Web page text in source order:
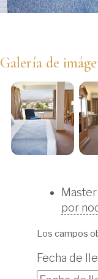
Galería de
por
Los campos
Fecha de